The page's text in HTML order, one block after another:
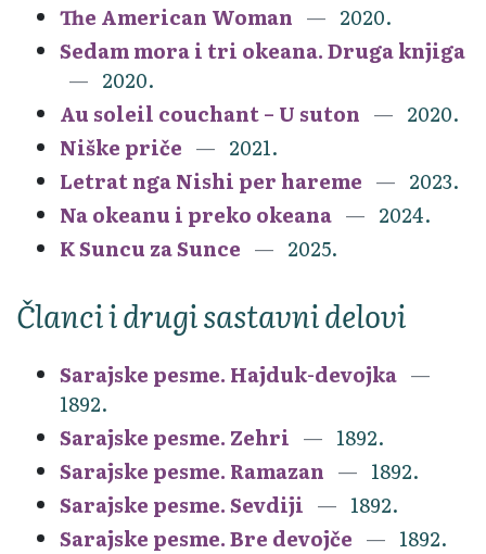
The American Woman
2020.
Sedam mora i tri okeana. Druga knjiga
2020.
Au soleil couchant – U suton
2020.
Niške priče
2021.
Letrat nga Nishi per hareme
2023.
Na okeanu i preko okeana
2024.
K Suncu za Sunce
2025.
Članci i drugi sastavni delovi
Sarajske pesme. Hajduk-devojka
1892.
Sarajske pesme. Zehri
1892.
Sarajske pesme. Ramazan
1892.
Sarajske pesme. Sevdiji
1892.
Sarajske pesme. Bre devojče
1892.